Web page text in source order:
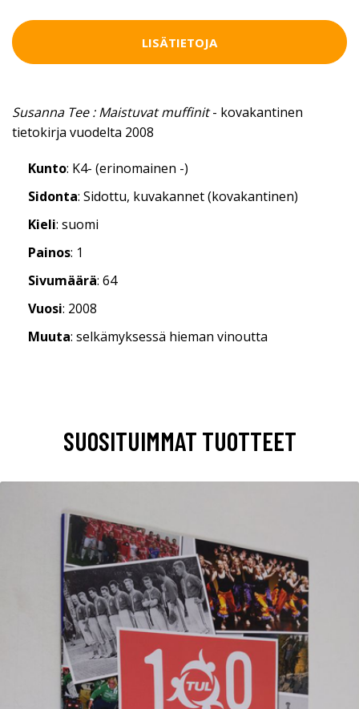
LISÄTIETOJA
Susanna Tee : Maistuvat muffinit- kovakantinen
tietokirja vuodelta 2008
Kunto: K4- (erinomainen -)
Sidonta: Sidottu, kuvakannet (kovakantinen)
Kieli: suomi
Painos: 1
Sivumäärä: 64
Vuosi: 2008
Muuta: selkämyksessä hieman vinoutta
SUOSITUIMMAT TUOTTEET